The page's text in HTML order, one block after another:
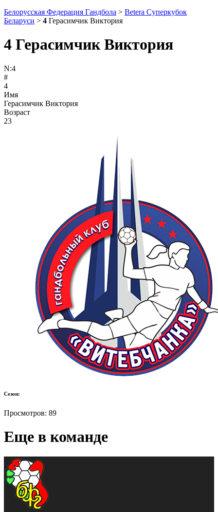
Белорусская Федерация Гандбола > Betera Суперкубок
Беларуси > 4 Герасимчик Виктория
4 Герасимчик Виктория
N:4
#
4
Имя
Герасимчик Виктория
Возраст
23
Сезон:
Просмотров: 89
Еще в команде